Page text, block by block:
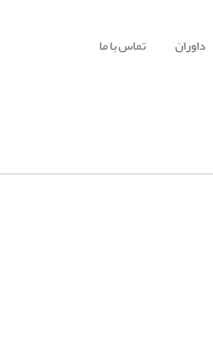
داوران تماس با ما